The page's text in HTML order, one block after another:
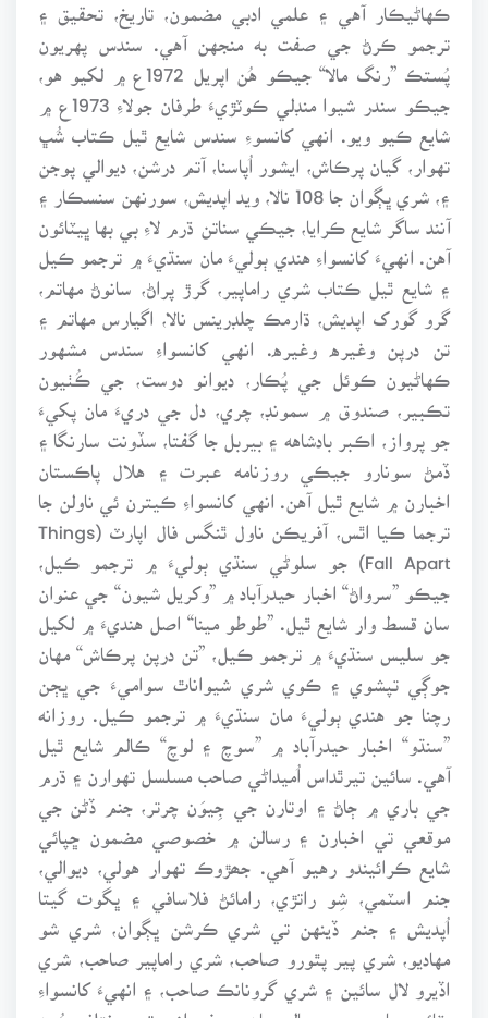
ڪهاڻيڪار آهي ۽ علمي ادبي مضمون، تاريخ، تحقيق ۽
ترجمو ڪرڻ جي صفت به منجهن آهي. سندس پهريون
پُستڪ ”رنگ مالا“ جيڪو هُن اپريل 1972ع ۾ لکيو هو،
شايع ڪيو ويو. انهي کانسوءِ سندس شايع ٿيل ڪتاب شُڀ
تهوار، گيان پرڪاش، ايشور اُپاسنا، آتم درشن، ديوالي پوجن
۽، شري ڀڳوان جا 108 نالا، ويد اپديش، سورنهن سنسڪار ۽
آنند ساگر شايع ڪرايا، جيڪي سناتن ڌرم لاءِ بي بها ڀيٽائون
آهن. انهيءَ کانسواءِ هندي ٻوليءَ مان سنڌيءَ ۾ ترجمو ڪيل
۽ شايع ٿيل ڪتاب شري راماپير، گرڙ پراڻ، سانوڻ مهاتم،
گرو گورک اپديش، ڌارمڪ چلڊرينس نالا، اگيارس مهاتم ۽
تن درپن وغيره وغيره. انهي کانسواءِ سندس مشهور
ڪهاڻيون ڪوئل جي پُڪار، ديوانو دوست، جي ڪُٺيون
تڪبير، صندوق ۾ سمونڊ، چري، دل جي دريءَ مان پکيءَ
جو پرواز، اڪبر بادشاهه ۽ بيربل جا گفتا، سڏونت سارنگا ۽
ڏمڻ سونارو جيڪي روزنامه عبرت ۽ هلال پاڪستان
اخبارن ۾ شايع ٿيل آهن. انهي کانسواءِ ڪيترن ئي ناولن جا
ترجما ڪيا اٿس، آفريڪن ناول ٿنگس فال اپارٽ (Things
Fall Apart) جو سلوڻي سنڌي ٻوليءَ ۾ ترجمو ڪيل،
جيڪو ”سرواڻ“ اخبار حيدرآباد ۾ ”وکريل شيون“ جي عنوان
سان قسط وار شايع ٿيل. ”طوطو مينا“ اصل هنديءَ ۾ لکيل
جو سليس سنڌيءَ ۾ ترجمو ڪيل، ”تن درپن پرڪاش“ مهان
جوڳي تپشوي ۽ ڪوي شري شيواناٿ سواميءَ جي ڀڄن
رچنا جو هندي ٻوليءَ مان سنڌيءَ ۾ ترجمو ڪيل. روزانه
”سنڌو“ اخبار حيدرآباد ۾ ”سوچ ۽ لوچ“ ڪالم شايع ٿيل
آهي. سائين تيرٿداس اُميداڻي صاحب مسلسل تهوارن ۽ ڌرم
جي باري ۾ ڄاڻ ۽ اوتارن جي جِيوَن چرتر، جنم ڏڻن جي
موقعي تي اخبارن ۽ رسالن ۾ خصوصي مضمون ڇپائي
شايع ڪرائيندو رهيو آهي. جھڙوڪ تهوار هولي، ديوالي،
جنم اسٽمي، شِو راتڙي، رامائڻ فلاسافي ۽ ڀگوت گيتا
اُپديش ۽ جنم ڏينهن تي شري ڪرشن ڀڳوان، شري شو
مهاديو، شري پير پٿورو صاحب، شري راماپير صاحب، شري
اڏيرو لال سائين ۽ شري گرونانڪ صاحب، ۽ انهيءَ کانسواءِ
ڀٽائي صاحب جي رسالي مان صوفي اِزم تي مختلف سُرن